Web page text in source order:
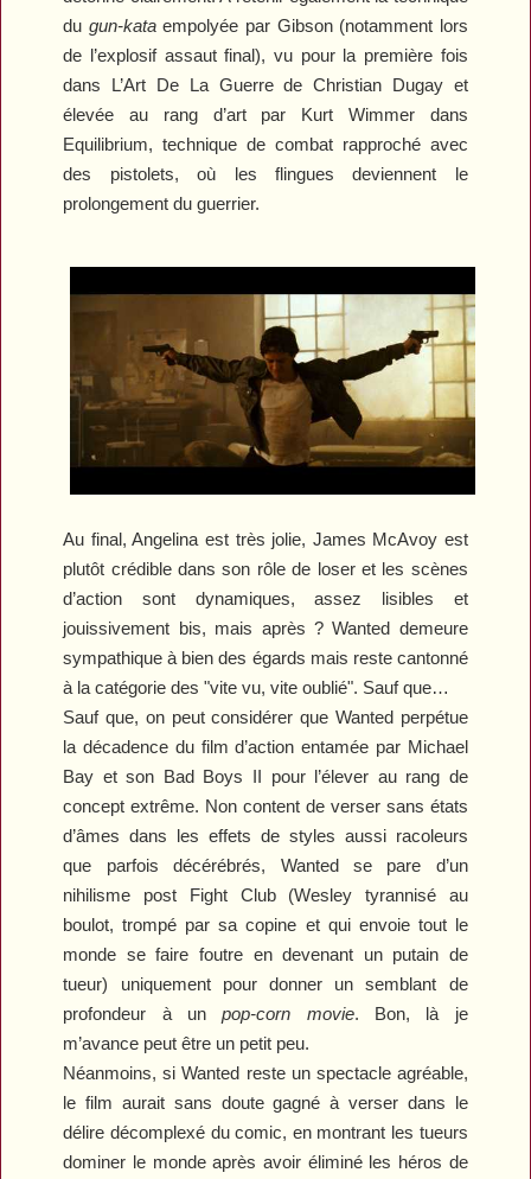
du gun-kataempolyée par Gibson (notamment lors
de l’explosif assaut final), vu pour la première fois
dans L’Art De La Guerrede Christian Dugay et
élevée au rang d’art par Kurt Wimmer dans
Equilibrium, technique de combat rapproché avec
des pistolets, où les flingues deviennent le
prolongement du guerrier.
Au final, Angelina est très jolie, James McAvoy est
plutôt crédible dans son rôle de loser et les scènes
d’action sont dynamiques, assez lisibles et
jouissivement bis, mais après ?Wanted demeure
sympathique à bien des égards mais reste cantonné
à la catégorie des "vite vu, vite oublié". Sauf que…
Sauf que, on peut considérer que Wantedperpétue
la décadence du film d’action entamée par Michael
Bay et son Bad Boys II pour l’élever au rang de
concept extrême. Non content de verser sans états
d’âmes dans les effets de styles aussi racoleurs
que parfois décérébrés, Wantedse pare d’un
nihilisme post Fight Club
(Wesley tyrannisé au
boulot, trompé par sa copine et qui envoie tout le
monde se faire foutre en devenant un putain de
tueur) uniquement pour donner un semblant de
profondeur à unpop-corn movie. Bon, là je
m’avance peut être un petit peu.
Néanmoins, siWanted reste un spectacle agréable,
le film aurait sans doute gagné à verser dans le
délire décomplexé du comic, en montrant les tueurs
dominer le monde après avoir éliminé les héros de